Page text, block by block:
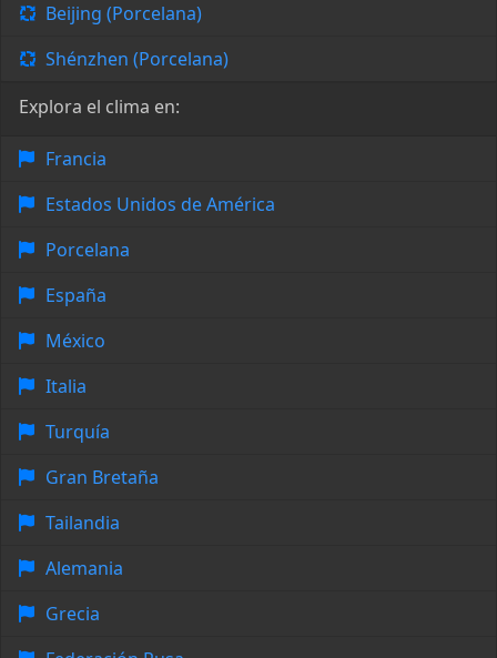
Beijing (Porcelana)
Shénzhen (Porcelana)
Explora el clima en:
Francia
Estados Unidos de América
Porcelana
España
México
Italia
Turquía
Gran Bretaña
Tailandia
Alemania
Grecia